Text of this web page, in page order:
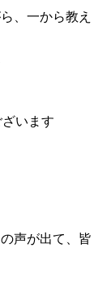
、一から教え
います
声が出て、皆